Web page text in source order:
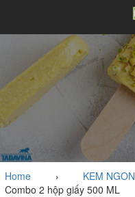
Home › KEM NGON
Combo 2 hộp giấy 500 ML